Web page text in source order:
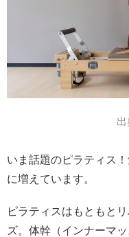
出
いま話題のピラティス
に増えています。
ピラティスはもともと
ズ。体幹（インナーマ